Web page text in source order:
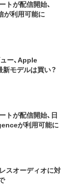
トが配信開始、
が利用可能に
ー、Apple
モデルは買い？
トが配信開始、日
が利用可能に
スオーディオに対